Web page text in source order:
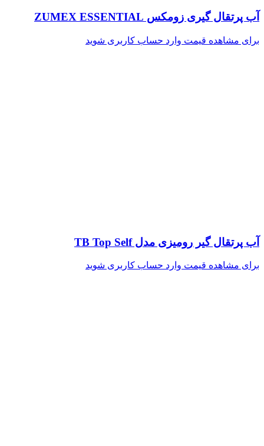
آب پرتقال گیری زومکس ZUMEX ESSENTIAL
برای مشاهده قیمت وارد حساب کاربری شوید
آب پرتقال گیر رومیزی مدل TB Top Self
برای مشاهده قیمت وارد حساب کاربری شوید